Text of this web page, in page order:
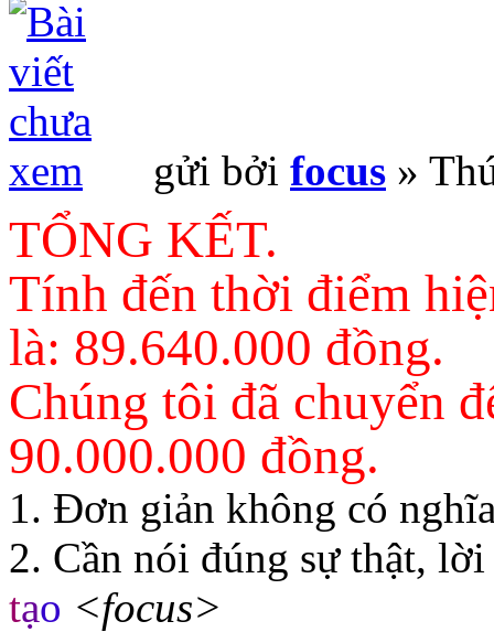
gửi bởi focus »
TỔNG KẾT.
Tính đến thời điểm
là: 89.640.000 đồng.
Chúng tôi đã chuyển
90.000.000 đồng.
1. Đơn giản không có
2. Cần nói đúng sự thật,
tạo <focus>